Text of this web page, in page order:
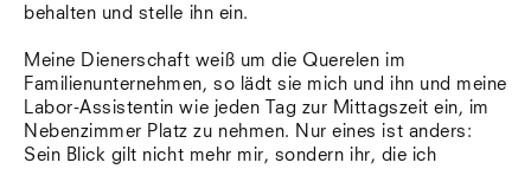
behalten und stelle ihn ein.
Meine Dienerschaft weiß um die Querelen im
Familienunternehmen, so lädt sie mich und ihn und meine
Labor-Assistentin wie jeden Tag zur Mittagszeit ein, im
Nebenzimmer Platz zu nehmen. Nur eines ist anders:
Sein Blick gilt nicht mehr mir, sondern ihr, die ich